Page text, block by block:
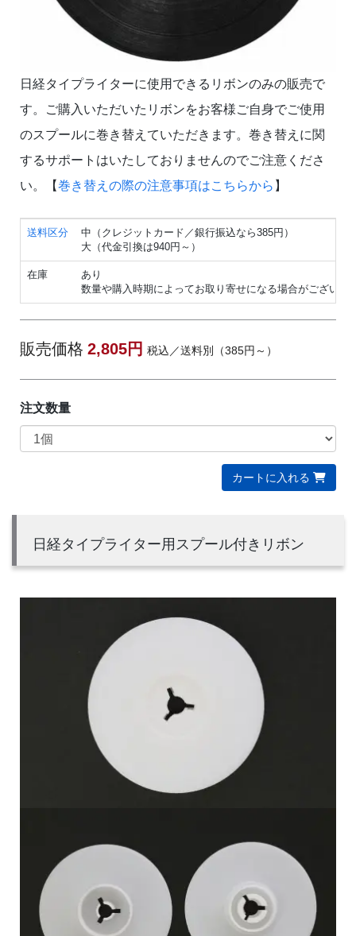
日経タイプライターに使用できるリボンのみの販売で
す。ご購入いただいたリボンをお客様ご自身でご使用
のスプールに巻き替えていただきます。巻き替えに関
するサポートはいたしておりませんのでご注意くださ
い。【巻き替えの際の注意事項はこちらから 】
送料区分
中（クレジットカード／銀行振込なら385円）
大（代金引換は940円～）
在庫
あり
数量や購入時期によってお取り寄せになる場合がございま
販売価格 2,805円 税込／送料別（385円～）
注文数量
カートに入れる
日経タイプライター用スプール付きリボン